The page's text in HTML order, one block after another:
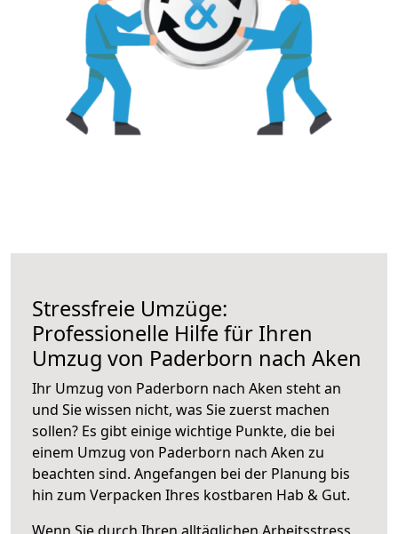
Stressfreie Umzüge:
Professionelle Hilfe für Ihren
Umzug von Paderborn nach Aken
Ihr Umzug von Paderborn nach Aken steht an
und Sie wissen nicht, was Sie zuerst machen
sollen? Es gibt einige wichtige Punkte, die bei
einem Umzug von Paderborn nach Aken zu
beachten sind. Angefangen bei der Planung bis
hin zum Verpacken Ihres kostbaren Hab & Gut.